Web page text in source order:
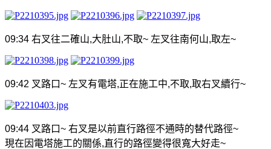
09:34 右叉往二確山,大肚山,不取~ 左叉往南何山,取左~
09:42 叉路口~ 左叉有電塔,正在施工中,不取,取右叉續行~
09:44 叉路口~ 右叉是以前直行路徑不通時的替代路徑~
現在因電塔施工的關係,直行的路徑變得很寬大好走~